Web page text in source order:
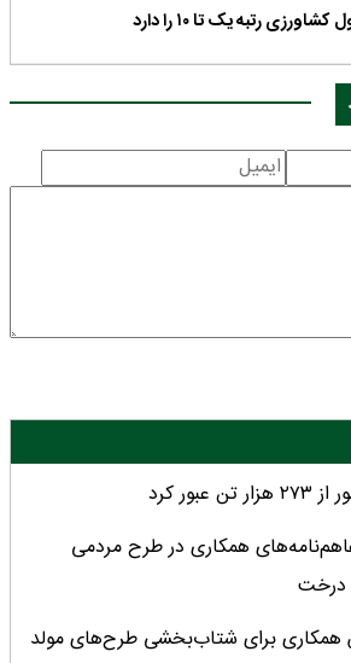
کرد
همکاری در طرح مردمی
درخت
همکاری برای شتاب‌بخشی طرح‌های مولد